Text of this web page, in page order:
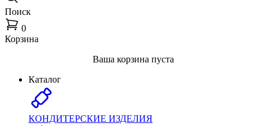
Поиск
0
Корзина
Ваша корзина пуста
Каталог
КОНДИТЕРСКИЕ ИЗДЕЛИЯ